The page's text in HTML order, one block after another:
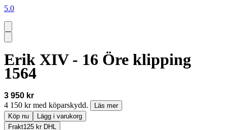
5.0
Erik XIV - 16 Öre klipping
1564
3 950 kr
4 150 kr med köparskydd.
Läs mer
Köp nu
Lägg i varukorg
Frakt125 kr DHL